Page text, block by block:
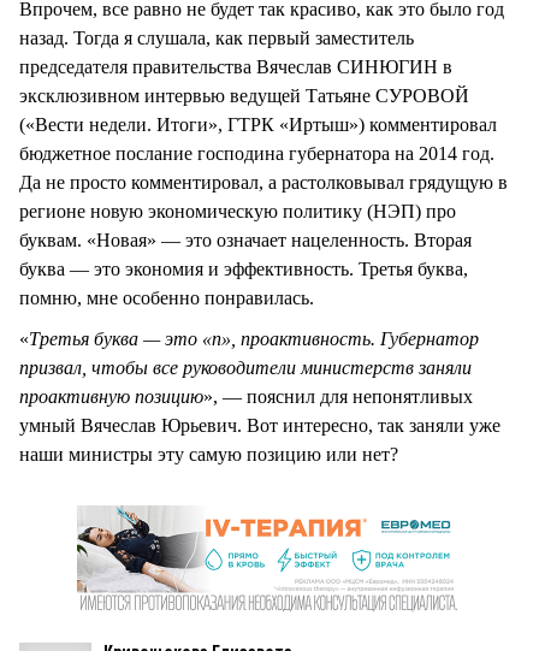
Впрочем, все равно не будет так красиво, как это было год
назад. Тогда я слушала, как первый заместитель
председателя правительства Вячеслав СИНЮГИН в
эксклюзивном интервью ведущей Татьяне СУРОВОЙ
(«Вести недели. Итоги», ГТРК «Иртыш») комментировал
бюджетное послание господина губернатора на 2014 год.
Да не просто комментировал, а растолковывал грядущую в
регионе новую экономическую политику (НЭП) про
буквам. «Новая» — это означает нацеленность. Вторая
буква — это экономия и эффективность. Третья буква,
помню, мне особенно понравилась.
«Третья буква — это «п», проактивность. Губернатор
призвал, чтобы все руководители министерств заняли
проактивную позицию», — пояснил для непонятливых
умный Вячеслав Юрьевич. Вот интересно, так заняли уже
наши министры эту самую позицию или нет?